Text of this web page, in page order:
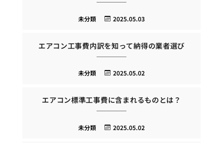
2025.05.03
未分類
エアコン工事費内訳を知って納得の業者選び
2025.05.02
未分類
エアコン標準工事費に含まれるものとは？
2025.05.02
未分類